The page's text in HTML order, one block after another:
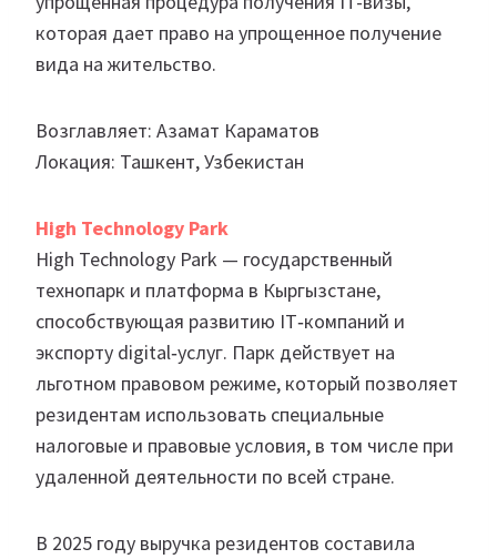
которая дает право на упрощенное получение
вида на жительство.
Возглавляет: Азамат Караматов
Локация: Ташкент, Узбекистан
High Technology Park
High Technology Park — государственный
технопарк и платформа в Кыргызстане,
способствующая развитию IT‑компаний и
экспорту digital‑услуг. Парк действует на
льготном правовом режиме, который позволяет
резидентам использовать специальные
налоговые и правовые условия, в том числе при
удаленной деятельности по всей стране.
В 2025 году выручка резидентов составила